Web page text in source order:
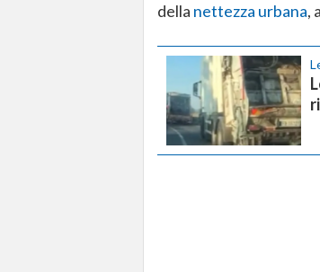
della nettezza urbana,